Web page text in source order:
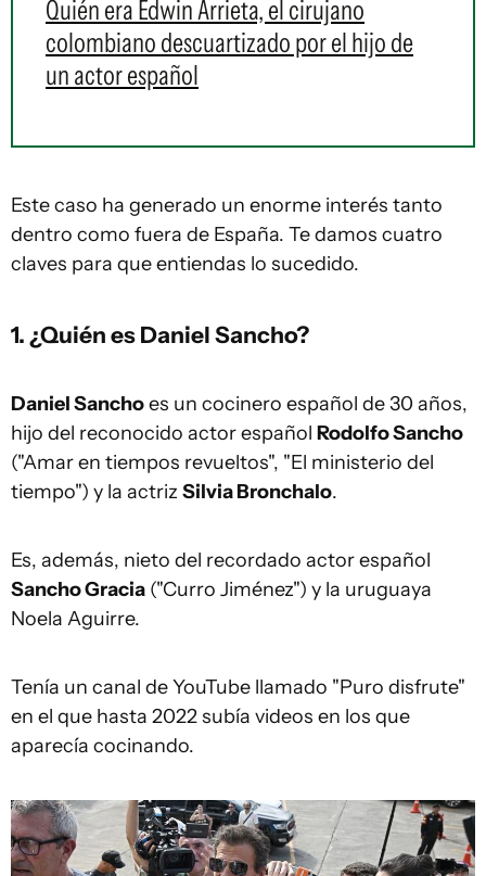
Quién era Edwin Arrieta, el cirujano
colombiano descuartizado por el hijo de
un actor español
Este caso ha generado un enorme interés tanto
dentro como fuera de España. Te damos cuatro
claves para que entiendas lo sucedido.
1. ¿Quién es Daniel Sancho?
Daniel Sanchoes un cocinero español de 30 años,
hijo del reconocido actor español Rodolfo Sancho
("Amar en tiempos revueltos", "El ministerio del
tiempo") y la actriz Silvia Bronchalo.
Es, además, nieto del recordado actor español
Sancho Gracia ("Curro Jiménez") y la uruguaya
Noela Aguirre.
Tenía un canal de YouTube llamado "Puro disfrute"
en el que hasta 2022 subía videos en los que
aparecía cocinando.